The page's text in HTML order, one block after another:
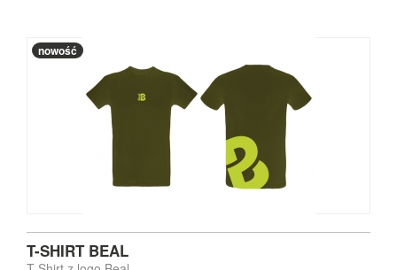
nowość
T-SHIRT BEAL